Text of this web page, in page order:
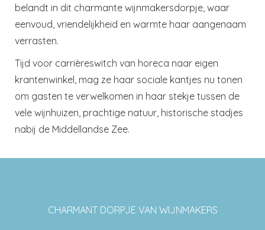
belandt in dit charmante wijnmakersdorpje, waar
eenvoud, vriendelijkheid en warmte haar aangenaam
verrasten.
Tijd voor carrièreswitch van horeca naar eigen
krantenwinkel, mag ze haar sociale kantjes nu tonen
om gasten te verwelkomen in haar stekje tussen de
vele wijnhuizen, prachtige natuur, historische stadjes
nabij de Middellandse Zee.
CHARMANT DORPJE VAN WIJNMAKERS